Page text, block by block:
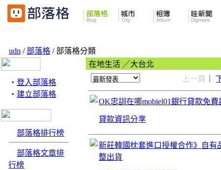
udn /部落格 / 部落格分類
‧ 登入部落格
‧ 建立部落格
部落格排行榜
部落格文章排
行榜
在地生活 ╱大台北
上一頁
｜
OK忠訓在哪mobiel01銀行貸款免
貸款資訊分享
新莊韓國枕套進口授權合作》自
整出貨